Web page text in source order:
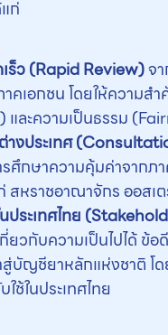
ก่
ร็ว (Rapid Review)จ
คเอกชน โดยให้ควา
ะความเป็นธรรม
งประเทศ (
ศึกษาความคุ้มค่าจาก
ก่ สหราชอาณาจักร ออส
ระเทศไทย (
ยวกับความเป็นไปได้
บัญชียาหลักแห่งชาติ โ
ช้ในประเทศไทย